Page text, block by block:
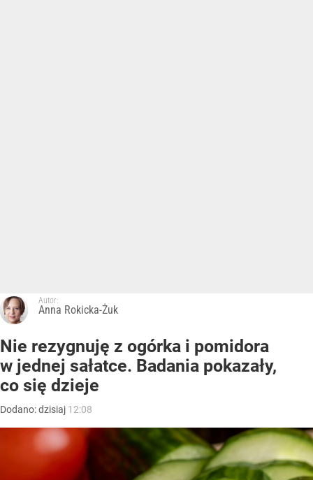
Autor:
Anna Rokicka-Żuk
Nie rezygnuję z ogórka i pomidora
w jednej sałatce. Badania pokazały,
co się dzieje
Dodano:dzisiaj 12:08